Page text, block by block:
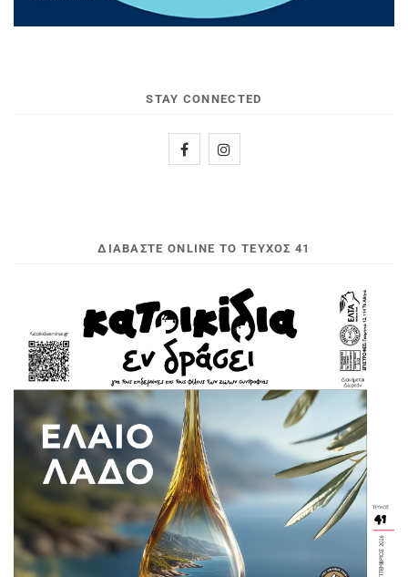
STAY CONNECTED
ΔΙΑΒΆΣΤΕ ONLINE ΤΟ ΤΕΎΧΟΣ 41